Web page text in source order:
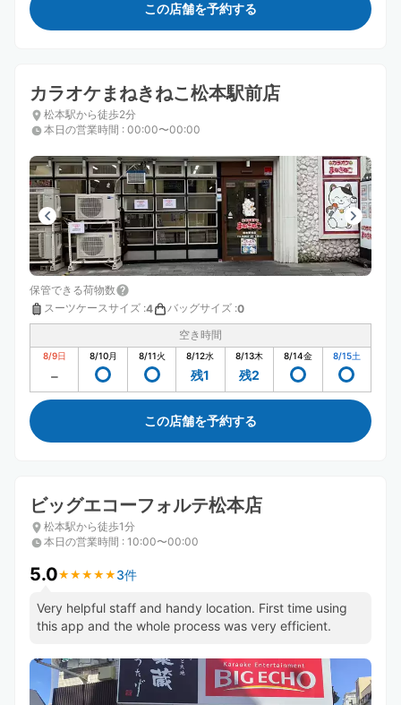
この店舗を予約する
カラオケまねきねこ松本駅前店
松本駅から徒歩2分
本日の営業時間 : 00:00〜00:00
保管できる荷物数
スーツケースサイズ :4 バッグサイズ :0
空き時間
8/9日 8/10月 8/11火 8/12水
残1
8/13木
残2
8/14金 8/15土
この店舗を予約する
ビッグエコーフォルテ松本店
松本駅から徒歩1分
本日の営業時間 : 10:00〜00:00
5.0★ ★ ★ ★ ★
★ ★ ★ ★ ★ 3件
Very helpful staff and handy location. First time using
this app and the whole process was very efficient.